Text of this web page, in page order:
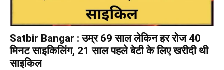
Satbir Bangar : उम्र 69 साल लेकिन हर रोज 40
मिनट साइकिलिंग, 21 साल पहले बेटी के लिए खरीदी थी
साइकिल